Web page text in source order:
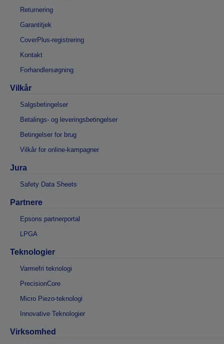
Returnering
Garantitjek
CoverPlus-registrering
Kontakt
Forhandlersøgning
Vilkår
Salgsbetingelser
Betalings- og leveringsbetingelser
Betingelser for brug
Vilkår for online-kampagner
Jura
Safety Data Sheets
Partnere
Epsons partnerportal
LPGA
Teknologier
Varmefri teknologi
PrecisionCore
Micro Piezo-teknologi
Innovative Teknologier
Virksomhed